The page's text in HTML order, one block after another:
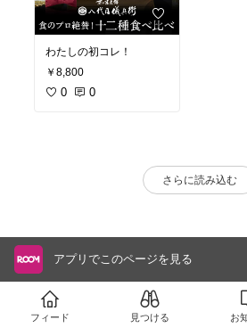
わたしの初コレ！
￥8,800
0 0
さらに読み込む
アプリでこのページを見る
フィード 見つける お